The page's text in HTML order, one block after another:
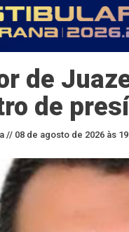
de
de
// 08 de agosto de 2026 às